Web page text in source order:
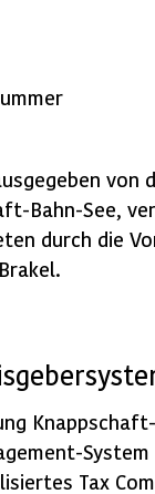
von
Bahn-See,
durch die
System
Tax